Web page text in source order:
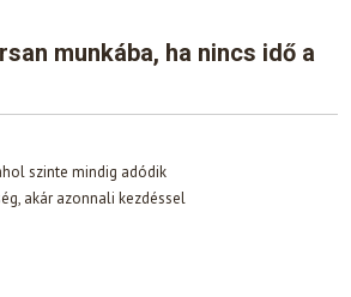
munkába, ha nincs idő a
szinte mindig adódik
akár azonnali kezdéssel